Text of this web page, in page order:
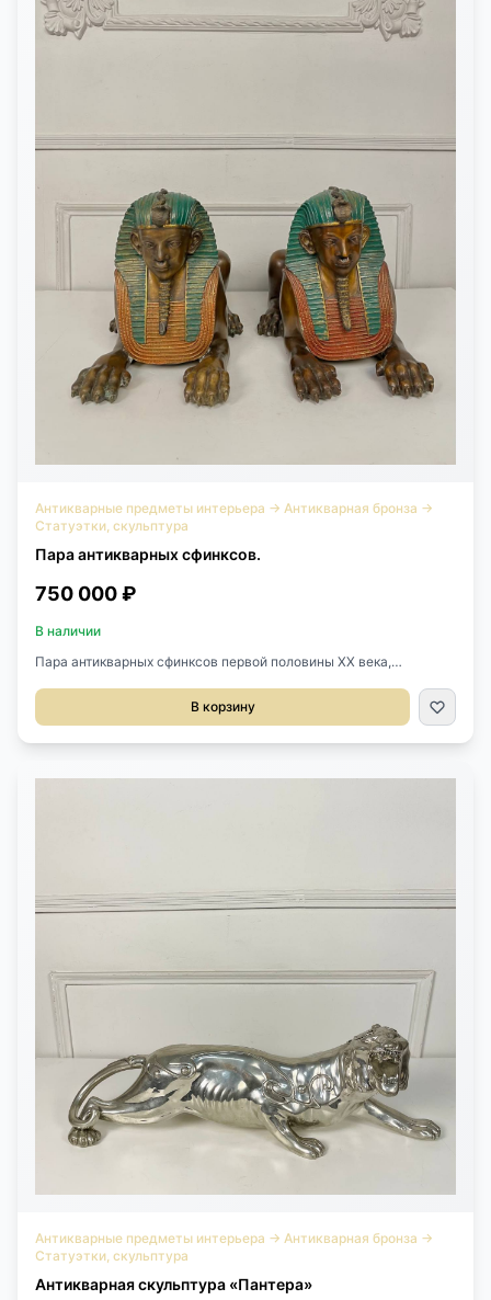
Антикварные предметы интерьера → Антикварная бронза →
Статуэтки, скульптура
Пара антикварных сфинксов.
750 000 ₽
В наличии
Пара антикварных сфинксов первой половины XX века,
62х30х32h см.Цена за пару.
В корзину
Антикварные предметы интерьера → Антикварная бронза →
Статуэтки, скульптура
Антикварная скульптура «Пантера»